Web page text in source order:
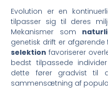
Evolution er en
tilpasser sig til deres
Mekanismer som
genetisk drift er afgørende
selektion favoriserer
bedst tilpassede
dette fører gradvist til
sammensætning af